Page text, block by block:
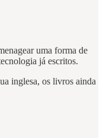
uma forma de
já escritos.
inglesa, os livros ainda